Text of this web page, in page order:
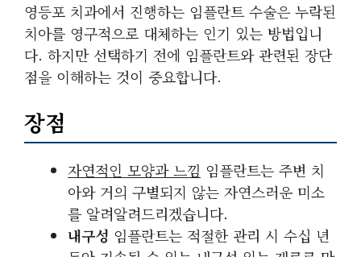
영등포 치과에서 진행하는 임플란트 수술은 누락된
치아를 영구적으로 대체하는 인기 있는 방법입니
다. 하지만 선택하기 전에 임플란트와 관련된 장단
점을 이해하는 것이 중요합니다.
장점
자연적인 모양과 느낌 임플란트는 주변 치
아와 거의 구별되지 않는 자연스러운 미소
를 알려알려드리겠습니다.
내구성 임플란트는 적절한 관리 시 수십 년